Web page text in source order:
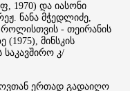
1970) და იასონი
ნანა მჭედლიძე,
როლისთვის - თეირანის
მინსკის
კ/
ერთად გადაიღო